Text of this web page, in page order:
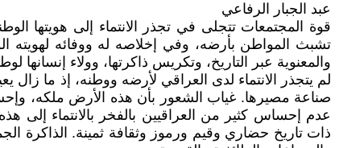
عبد الجبار الرفاعي
قوة المجتمعات تتجلى في تجذر الانتماء إلى هويتها
تشبث المواطن بأرضه، وفي إخلاصه له ووفائه لهويته
والمعنوية عبر التاريخ، وتكريس ذاكرتها، وولاء إنسانها
لم يتجذر الانتماء لدى العراقي لأرضه ووطنه، إذ ما
صناعة مصيرها. غياب الشعور بأن هذه الأرض ملكه،
عدم إحساس كثير من العراقيين بالفخر بالانتماء إلى
ذات تاريخ حضاري وقيم ورموز وثقافة ثمينة. الذاكرة